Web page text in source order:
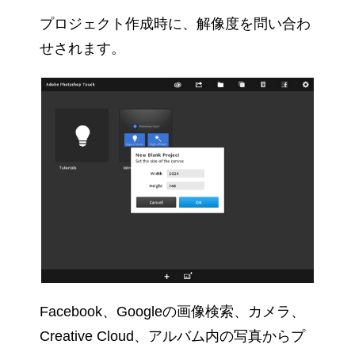
プロジェクト作成時に、解像度を問い合わ
せされます。
Facebook、Googleの画像検索、カメラ、
Creative Cloud、アルバム内の写真からプ